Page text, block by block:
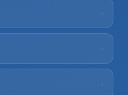
›
›
›